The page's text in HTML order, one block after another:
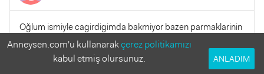
Oğlum ismiyle cagirdigimda bakmiyor bazen parmaklarinin
ucunda yürüyor tv ve tlfnlara bakarken en ufak seste
dönüyor arada bi gozlerini sanki tiki varmis gibi kirpip aciyor
Anneysen.com'u kullanarakçerez politikamızı
kabul etmiş olursunuz.
ANLADIM